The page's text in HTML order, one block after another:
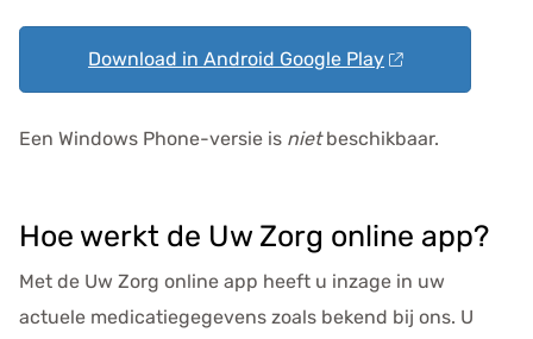
Download in Android Google Play
Een Windows Phone-versie is nietbeschikbaar.
Hoe werkt de Uw Zorg online app?
Met de Uw Zorg online app heeft u inzage in uw
actuele medicatiegegevens zoals bekend bij ons. U